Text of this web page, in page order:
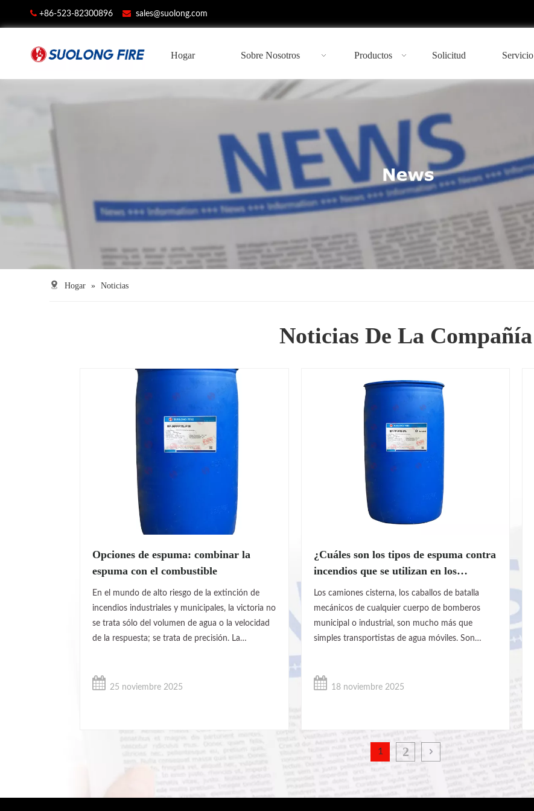
 +86-523-82300896  sales@suolong.com
Hogar Sobre Nosotros Productos Solicitud Servicio
Hogar » Noticias
Noticias De La Compañía
Opciones de espuma: combinar la
espuma con el combustible
En el mundo de alto riesgo de la extinción de
incendios industriales y municipales, la victoria no
se trata sólo del volumen de agua o la velocidad
de la respuesta; se trata de precisión. La
único para la extinción no sólo es ineficiente sino
25 noviembre 2025
¿Cuáles son los tipos de espuma contra
incendios que se utilizan en los
camiones cisterna?
Los camiones cisterna, los caballos de batalla
mecánicos de cualquier cuerpo de bomberos
municipal o industrial, son mucho más que
simples transportistas de agua móviles. Son
especializados. En el centro de sus capacidades,
18 noviembre 2025
1 2